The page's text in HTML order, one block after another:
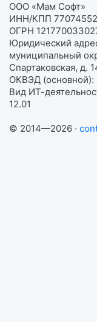
ООО «Мам Софт»
ИНН/КПП
ОГРН
Юридический
муниципальный
Спартаковская, д.
ОКВЭД (основной):
Вид ИТ-
12.01
© 2014—2026 ·